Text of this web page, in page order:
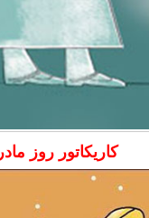
کاریکاتور روز مادر